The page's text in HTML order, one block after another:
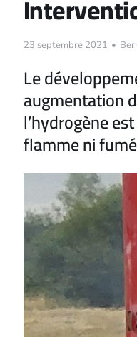
23 septembre 2021 •
Le
augmentation
l’hydrogène
flamme ni